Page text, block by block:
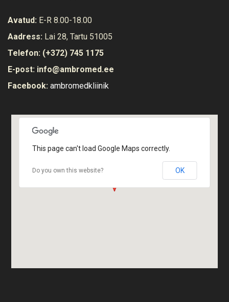
Avatud: E-R 8.00-18.00
Aadress: Lai 28, Tartu 51005
Telefon: (+372) 745 1175
E-post: info@ambromed.ee
Facebook: ambromedkliinik
This page can't load Google Maps correctly.
Do you own this website? OK